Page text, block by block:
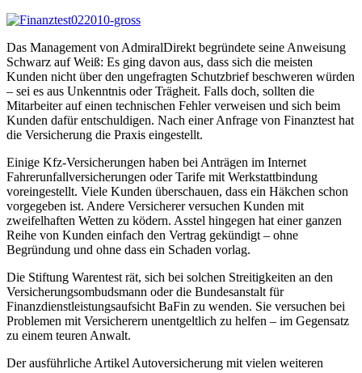
Das Management von AdmiralDirekt begründete seine Anweisung
Schwarz auf Weiß: Es ging davon aus, dass sich die meisten
Kunden nicht über den ungefragten Schutzbrief beschweren würden
– sei es aus Unkenntnis oder Trägheit. Falls doch, sollten die
Mitarbeiter auf einen technischen Fehler verweisen und sich beim
Kunden dafür entschuldigen. Nach einer Anfrage von Finanztest hat
die Versicherung die Praxis eingestellt.
Einige Kfz-Versicherungen haben bei Anträgen im Internet
Fahrerunfallversicherungen oder Tarife mit Werkstattbindung
voreingestellt. Viele Kunden überschauen, dass ein Häkchen schon
vorgegeben ist. Andere Versicherer versuchen Kunden mit
zweifelhaften Wetten zu ködern. Asstel hingegen hat einer ganzen
Reihe von Kunden einfach den Vertrag gekündigt – ohne
Begründung und ohne dass ein Schaden vorlag.
Die Stiftung Warentest rät, sich bei solchen Streitigkeiten an den
Versicherungsombudsmann oder die Bundesanstalt für
Finanzdienstleistungsaufsicht BaFin zu wenden. Sie versuchen bei
Problemen mit Versicherern unentgeltlich zu helfen – im Gegensatz
zu einem teuren Anwalt.
Der ausführliche Artikel Autoversicherung mit vielen weiteren